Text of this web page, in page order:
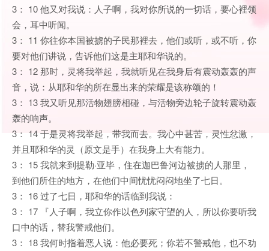
3： 10 他又对我说：人子啊，我对你所说的一切话，要心裡领
会，耳中听闻。
3： 11 你往你本国被掳的子民那裡去，他们或听，或不听，你
要对他们讲说，告诉他们这是主耶和华说的。
3： 12 那时，灵将我举起，我就听见在我身后有震动轰轰的声
音，说：从耶和华的所在显出来的荣耀是该称颂的！
3： 13 我又听见那活物翅膀相碰，与活物旁边轮子旋转震动轰
轰的响声。
3： 14 于是灵将我举起，带我而去。我心中甚苦，灵性忿激，
并且耶和华的灵（原文是手）在我身上大有能力。
3： 15 我就来到提勒·亚毕，住在迦巴鲁河边被掳的人那里，
到他们所住的地方，在他们中间忧忧闷闷地坐了七日。
3： 16 过了七日，耶和华的话临到我说：
3： 17 『人子啊，我立你作以色列家守望的人，所以你要听我
口中的话，替我警戒他们。
3： 18 我何时指着恶人说：他必要死；你若不警戒他，也不劝